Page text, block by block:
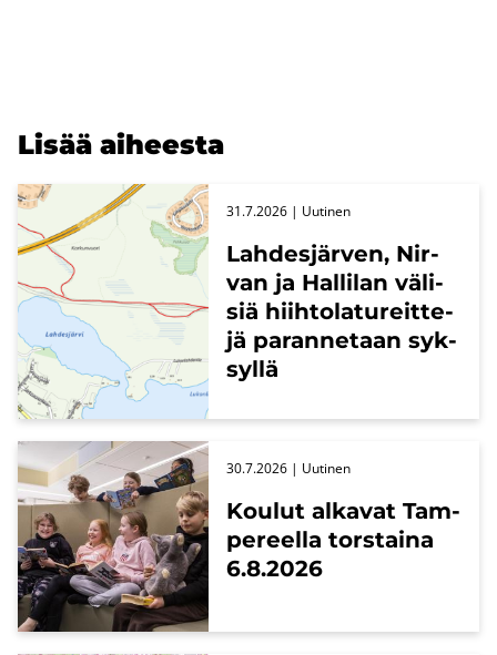
Lisää ai­hees­ta
Lah­des­jär­ven, Nir­
van ja Hal­li­lan vä­li­
siä hiih­to­la­tu­reit­te­
jä pa­ran­ne­taan syk­
syl­lä
31.7.2026 | Uu­ti­nen
Kou­lut al­ka­vat Tam­
pe­reel­la tors­tai­na
6.8.2026
30.7.2026 | Uu­ti­nen